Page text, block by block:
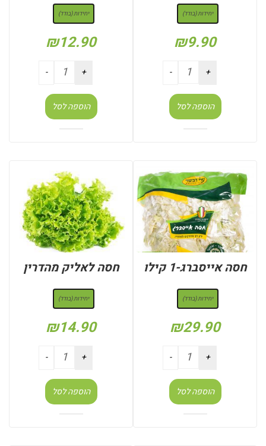
יחידות (בודד)
₪9.90
הוספה לסל
יחידות (בודד)
₪12.90
הוספה לסל
חסה אייסברג-1 קילו
יחידות (בודד)
₪29.90
הוספה לסל
חסה לאליק מהדרין
יחידות (בודד)
₪14.90
הוספה לסל